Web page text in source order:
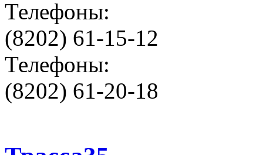
Телефоны:
(8202) 61-15-12
Телефоны:
(8202) 61-20-18